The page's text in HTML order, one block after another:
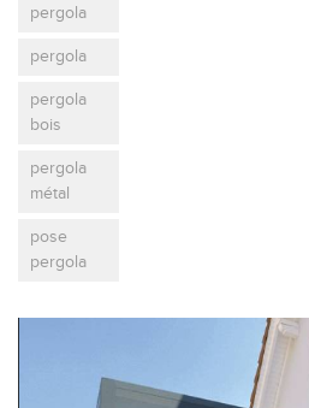
pergola
pergola
pergola
bois
pergola
métal
pose
pergola